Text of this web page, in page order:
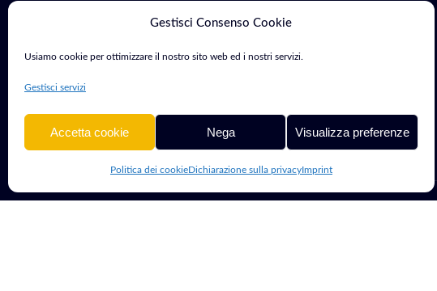
Gestisci Consenso Cookie
Usiamo cookie per ottimizzare il nostro sito web ed i nostri servizi.
Gestisci servizi
Accetta cookie Nega Visualizza preferenze
Politica dei cookieDichiarazione sulla privacyImprint
Sviluppatore con oltre 15 anni di
mondo digitale.